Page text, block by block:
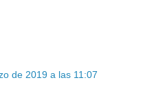
de 2019 a las 11:07